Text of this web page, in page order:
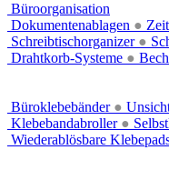
Büroorganisation
Dokumentenablagen ●
Schreibtischorganizer ●
Drahtkorb-Systeme ●
Büroklebebänder ●
Klebebandabroller ●
Wiederablösbare